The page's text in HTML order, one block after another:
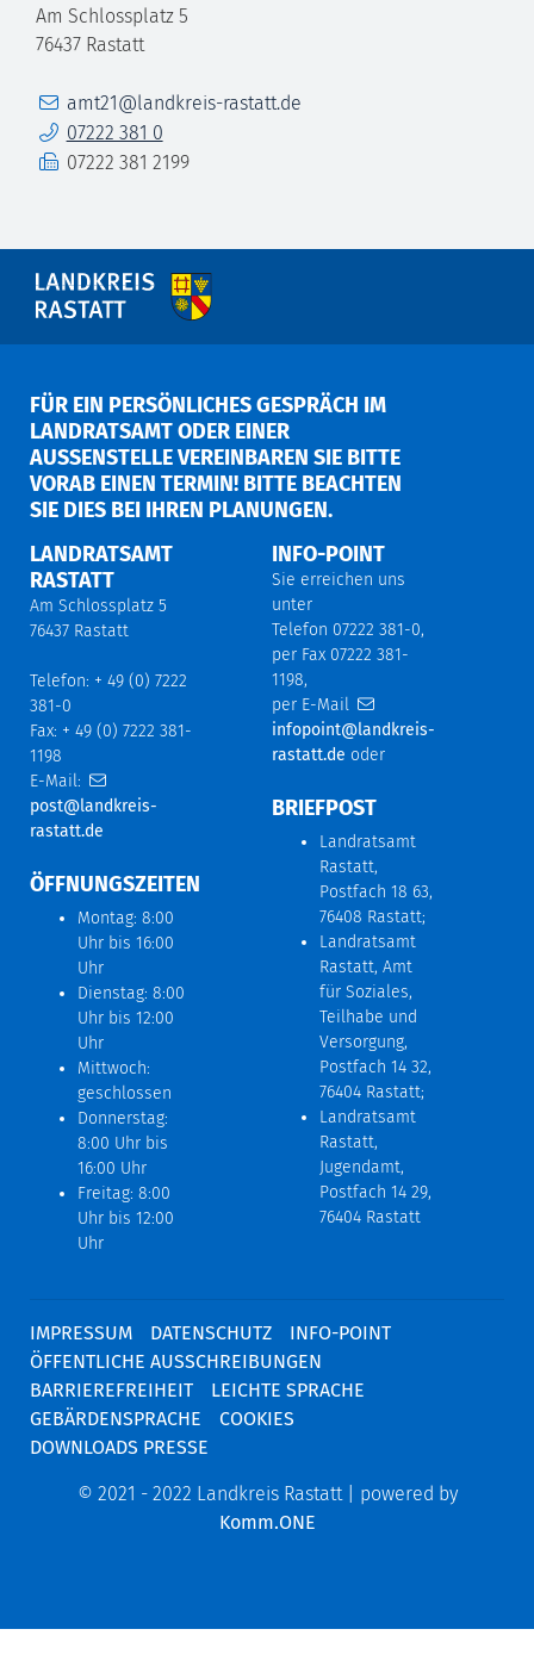
Am Schlossplatz 5
76437 Rastatt
E-Mailamt21@landkreis-rastatt.de
Telefon07222 381 0
Fax 07222 381 2199
FÜR EIN PERSÖNLICHES GESPRÄCH IM
LANDRATSAMT ODER EINER
AUSSENSTELLE VEREINBAREN SIE BITTE V
ORAB EINEN TERMIN! BITTE BEACHTEN S
IE DIES BEI IHREN PLANUNGEN.
LANDRATSAMT
RASTATT
Am Schlossplatz 5
76437 Rastatt
Telefon: + 49 (0) 7222
381-0
Fax: + 49 (0) 7222 381-
1198
E-Mail:
post@landkreis-
rastatt.de
ÖFFNUNGSZEITEN
Montag: 8:00
Uhr bis 16:00
Uhr
Dienstag: 8:00
Uhr bis 12:00
Uhr
Mittwoch:
geschlossen
Donnerstag:
8:00 Uhr bis
16:00 Uhr
Freitag: 8:00
Uhr bis 12:00
Uhr
INFO-POINT
Sie erreichen uns
unter
Telefon 07222 381-0,
per Fax 07222 381-
1198,
per E-Mail
infopoint@landkreis-
rastatt.de oder
BRIEFPOST
Landratsamt
Rastatt,
Postfach 18 63,
76408 Rastatt;
Landratsamt
Rastatt, Amt
für Soziales,
Teilhabe und
Versorgung,
Postfach 14 32,
76404 Rastatt;
Landratsamt
Rastatt,
Jugendamt,
Postfach 14 29,
76404 Rastatt
IMPRESSUM DATENSCHUTZ
INFO-POINT
ÖFFENTLICHE AUSSCHREIBUNGEN
BARRIEREFREIHEIT
LEICHTE SPRACHE
GEBÄRDENSPRACHE
COOKIES
DOWNLOADS PRESSE
© 2021 - 2022 Landkreis Rastatt | powered by
Komm.ONE